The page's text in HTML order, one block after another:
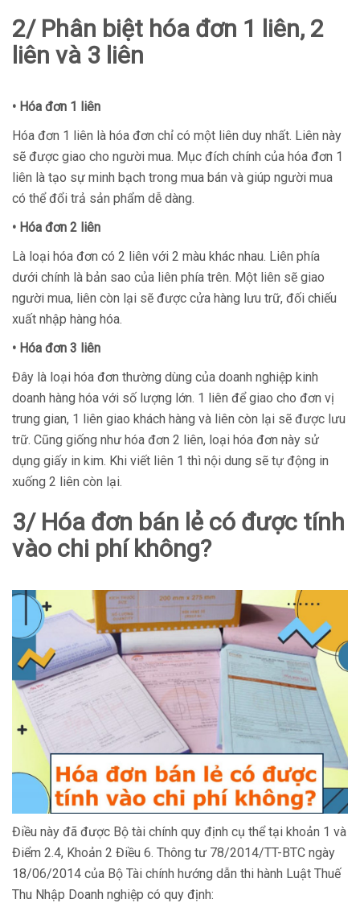
2/ Phân biệt hóa đơn 1 liên, 2
liên và 3 liên
• Hóa đơn 1 liên
Hóa đơn 1 liên là hóa đơn chỉ có một liên duy nhất. Liên này
sẽ được giao cho người mua. Mục đích chính của hóa đơn 1
liên là tạo sự minh bạch trong mua bán và giúp người mua
có thể đổi trả sản phẩm dễ dàng.
• Hóa đơn 2 liên
Là loại hóa đơn có 2 liên với 2 màu khác nhau. Liên phía
dưới chính là bản sao của liên phía trên. Một liên sẽ giao
người mua, liên còn lại sẽ được cửa hàng lưu trữ, đối chiếu
xuất nhập hàng hóa.
• Hóa đơn 3 liên
Đây là loại hóa đơn thường dùng của doanh nghiệp kinh
doanh hàng hóa với số lượng lớn. 1 liên để giao cho đơn vị
trung gian, 1 liên giao khách hàng và liên còn lại sẽ được lưu
trữ. Cũng giống như hóa đơn 2 liên, loại hóa đơn này sử
dụng giấy in kim. Khi viết liên 1 thì nội dung sẽ tự động in
xuống 2 liên còn lại.
3/ Hóa đơn bán lẻ có được tính
vào chi phí không?
Điều này đã được Bộ tài chính quy định cụ thể tại khoản 1 và
Điểm 2.4, Khoản 2 Điều 6. Thông tư 78/2014/TT-BTC ngày
18/06/2014 của Bộ Tài chính hướng dẫn thi hành Luật Thuế
Thu Nhập Doanh nghiệp có quy định: